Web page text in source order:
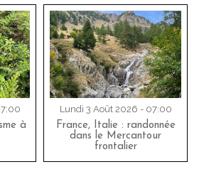
à
Lundi 3 Août 2026 - 07:00
France, Italie : randonnée
dans le Mercantour
frontalier